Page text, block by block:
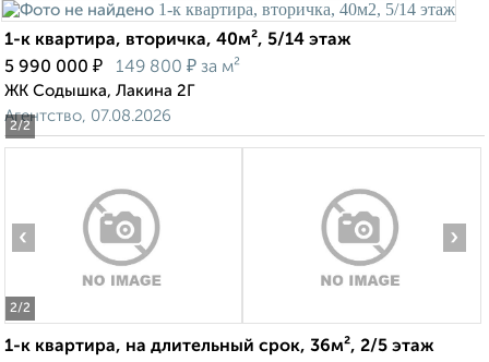
2/2
1-к квартира, вторичка, 40м², 5/14 этаж
5 990 000 ₽ 149 800 ₽ за м²
ЖК Содышка, Лакина 2Г
Агентство, 07.08.2026
2/2
‹ ›
1-к квартира, на длительный срок, 36м², 2/5 этаж